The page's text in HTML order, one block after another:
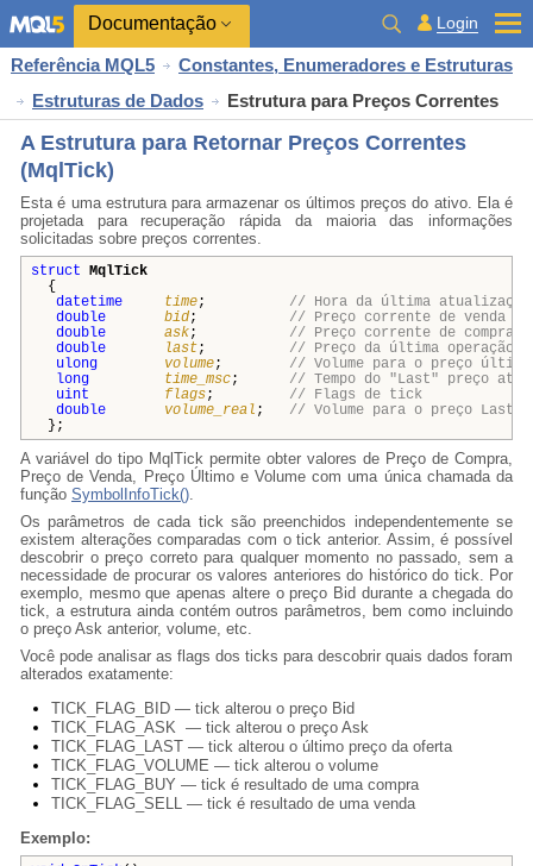
Documentação Login
Referência MQL5
Constantes, Enumeradores e Estruturas
Estruturas de Dados
Estrutura para Preços Correntes
A Estrutura para Retornar Preços Correntes
(MqlTick)
Esta é uma estrutura para armazenar os últimos preços do ativo. Ela é
projetada para recuperação rápida da maioria das informações
solicitadas sobre preços correntes.
struct MqlTick
{
datetime
time; // Hora da última atualização
double
bid; // Preço corrente de venda
double
ask; // Preço corrente de compra
double
last; // Preço da última operação
ulong
volume; // Volume para o preço
long
time_msc; // Tempo do "Last" preço
uint
flags; // Flags de tick
double
volume_real ; // Volume para o preço Last
};
A variável do tipo MqlTick permite obter valores de Preço de Compra,
Preço de Venda, Preço Último e Volume com uma única chamada da
função SymbolInfoTick().
Os parâmetros de cada tick são preenchidos independentemente se
existem alterações comparadas com o tick anterior. Assim, é possível
descobrir o preço correto para qualquer momento no passado, sem a
necessidade de procurar os valores anteriores do histórico do tick. Por
exemplo, mesmo que apenas altere o preço Bid durante a chegada do
tick, a estrutura ainda contém outros parâmetros, bem como incluindo
o preço Ask anterior, volume, etc.
Você pode analisar as flags dos ticks para descobrir quais dados foram
alterados exatamente:
TICK_FLAG_BID — tick alterou o preço Bid
TICK_FLAG_ASK — tick alterou o preço Ask
TICK_FLAG_LAST — tick alterou o último preço da oferta
TICK_FLAG_VOLUME — tick alterou o volume
TICK_FLAG_BUY — tick é resultado de uma compra
TICK_FLAG_SELL — tick é resultado de uma venda
Exemplo: